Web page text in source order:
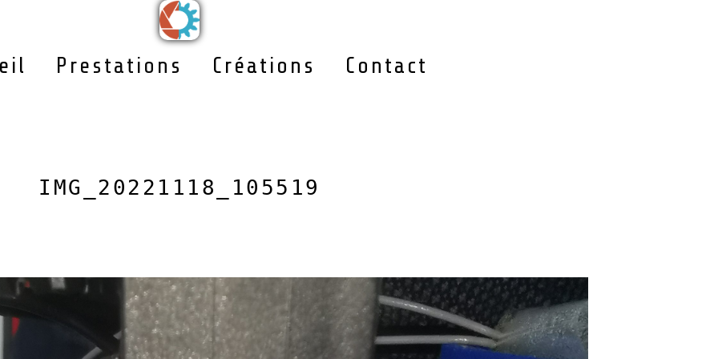
Prestations Créations Contact
IMG_20221118_105519